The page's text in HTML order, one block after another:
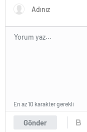
Gönder
En az 10 karakter gerekli